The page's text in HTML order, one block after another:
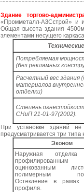
Здание торгово-
«Промметалл-АЗСстрой» и
Общая высота здания
элементами несущего
Потребляемая
(без рекламных
Расчетный вес здания
материалов
отделки)
Степень
СНиП 21-01-97(2002).
При установке зданий не
предусматривается три
Эконом
Наружная отделка
профилированным
оцинкованным
полимерным
Остекление в
профиля.